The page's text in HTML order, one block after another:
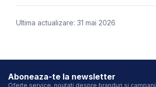
Ultima actualizare: 31 mai 2026
Aboneaza-te la newsletter
Oferte service, noutati despre branduri si